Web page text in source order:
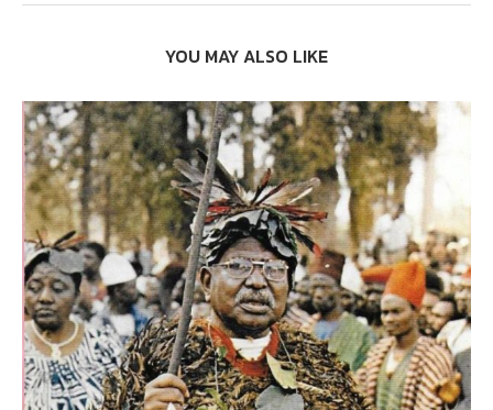
YOU MAY ALSO LIKE